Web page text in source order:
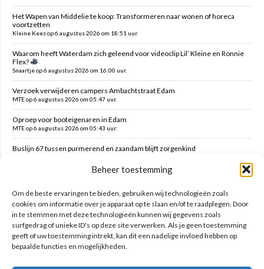
Beheer toestemming
Om de beste ervaringen te bieden, gebruiken wij technologieën zoals
cookies om informatie over je apparaat op te slaan en/of te raadplegen. Door
in te stemmen met deze technologieën kunnen wij gegevens zoals
surfgedrag of unieke ID's op deze site verwerken. Als je geen toestemming
geeft of uw toestemming intrekt, kan dit een nadelige invloed hebben op
bepaalde functies en mogelijkheden.
Het Wapen van Middelie te koop: Transformeren naar wonen of horeca
voortzetten
Kleine Kees op 6 augustus 2026 om 18:51 uur.
Waarom heeft Waterdam zich geleend voor videoclip Lil’ Kleine en Ronnie
Flex?
Snaartje op 6 augustus 2026 om 16:00 uur.
Verzoek verwijderen campers Ambachtstraat Edam
MTE op 6 augustus 2026 om 05:47 uur.
Oproep voor booteigenaren in Edam
MTE op 6 augustus 2026 om 05:43 uur.
Buslijn 67 tussen purmerend en zaandam blijft zorgenkind
Zoeken op deze site